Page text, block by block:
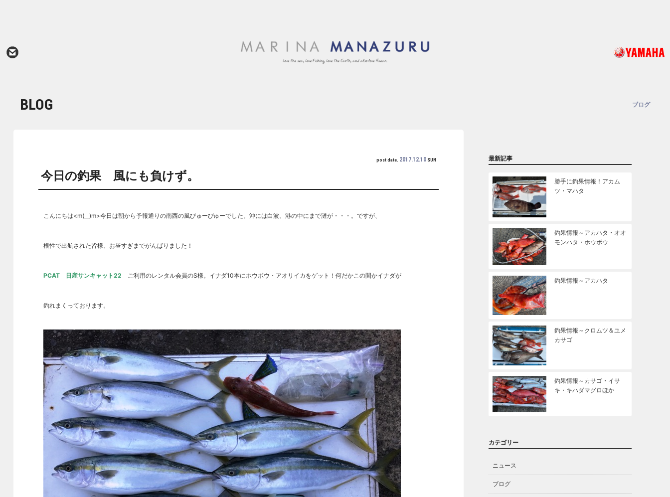
BLOG ブログ
post date. 2017.12.10 SUN
今日の釣果 風にも負けず。
こんにちは<m(__)m>今日は朝から予報通りの南西の風びゅーびゅーでした。沖には白波、港の中にまで漣が・・・。ですが、
根性で出航された皆様、お昼すぎまでがんばりました！
PCAT 日産サンキャット22 ご利用のレンタル会員のS様。イナダ10本にホウボウ・アオリイカをゲット！何だかこの間かイナダが
釣れまくっております。
最新記事
勝手に釣果情報！アカム
ツ・マハタ
釣果情報～アカハタ・オオ
モンハタ・ホウボウ
釣果情報～アカハタ
釣果情報～クロムツ＆ユメ
カサゴ
釣果情報～カサゴ・イサ
キ・キハダマグロほか
カテゴリー
ニュース
ブログ